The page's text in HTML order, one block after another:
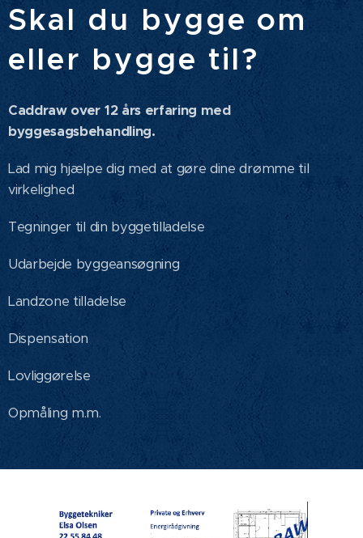
Skal du bygge om
eller bygge til?
Caddraw over 12 års erfaring med
byggesagsbehandling.
Lad mig hjælpe dig med at gøre dine drømme til
virkelighed
Tegninger til din byggetilladelse
Udarbejde byggeansøgning
Landzone tilladelse
Dispensation
Lovliggørelse
Opmåling m.m.